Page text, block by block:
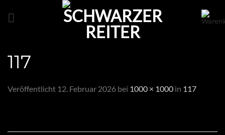
117
Veröffentlicht 12. Februar 2026 bei 1000 × 1000 in 117